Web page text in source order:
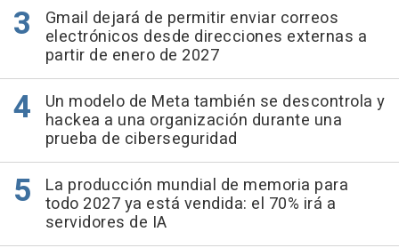
Gmail dejará de permitir enviar correos
electrónicos desde direcciones externas a
partir de enero de 2027
Un modelo de Meta también se descontrola y
hackea a una organización durante una
prueba de ciberseguridad
La producción mundial de memoria para
todo 2027 ya está vendida: el 70% irá a
servidores de IA